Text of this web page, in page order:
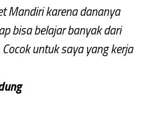
Mandiri karena dananya
bisa belajar banyak dari
untuk saya yang kerja